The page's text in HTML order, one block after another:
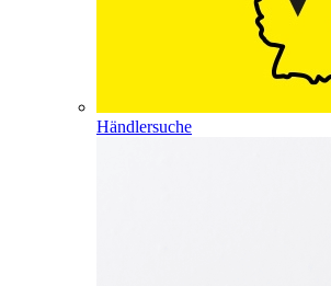
Händlersuche